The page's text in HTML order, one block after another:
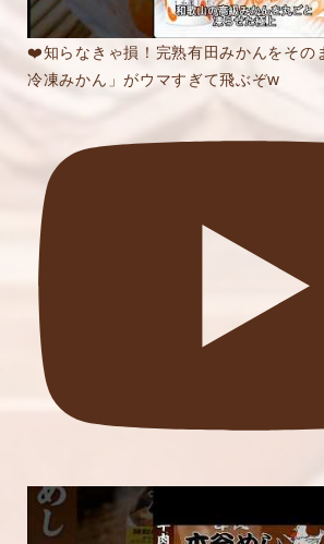
❤️知らなきゃ損！完熟有田みかんをその
冷凍みかん」がウマすぎて飛ぶぞw